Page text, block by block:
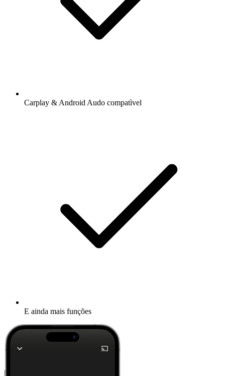
Carplay & Android Audo compatìvel
E ainda mais funções